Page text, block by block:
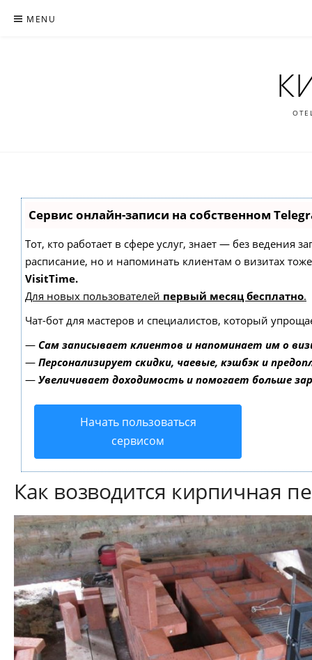
MENU
Сервис онлайн-записи на собственном
Тот, кто работает в сфере услуг, знает — без ведения
расписание, но и напоминать клиентам о визитах
VisitTime.
Для новых пользователей первый месяц бесплатно.
Чат-бот для мастеров и специалистов, который
— Сам записывает клиентов и напоминает им о
— Персонализирует скидки, чаевые, кэшбэк и
— Увеличивает доходимость и помогает больше
Начать пользоваться
сервисом
Как возводится кирпичная